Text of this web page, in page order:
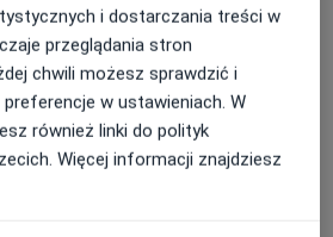
Powiększ mapę
otwiera się w nowej karcie
można umawiać wizyt przez
sytuacji?
i dostarczania treści w
przeglądania stron
chwili możesz sprawdzić i
w ustawieniach. W
również linki do polityk
Więcej informacji znajdziesz